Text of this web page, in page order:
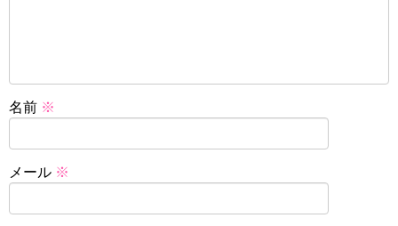
名前 ※
メール ※